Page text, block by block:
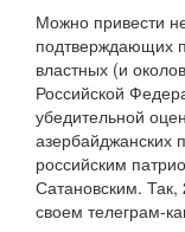
Можно привести
подтверждающих
властных (и
Российской
убедительной
азербайджанских
российским
Сатановским.
своем телеграм-